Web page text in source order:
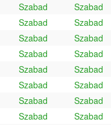
Szabad
Szabad
Szabad
Szabad
Szabad
Szabad
Szabad
Szabad
Szabad
Szabad
Szabad
Szabad
Szabad
Szabad
Szabad
Szabad